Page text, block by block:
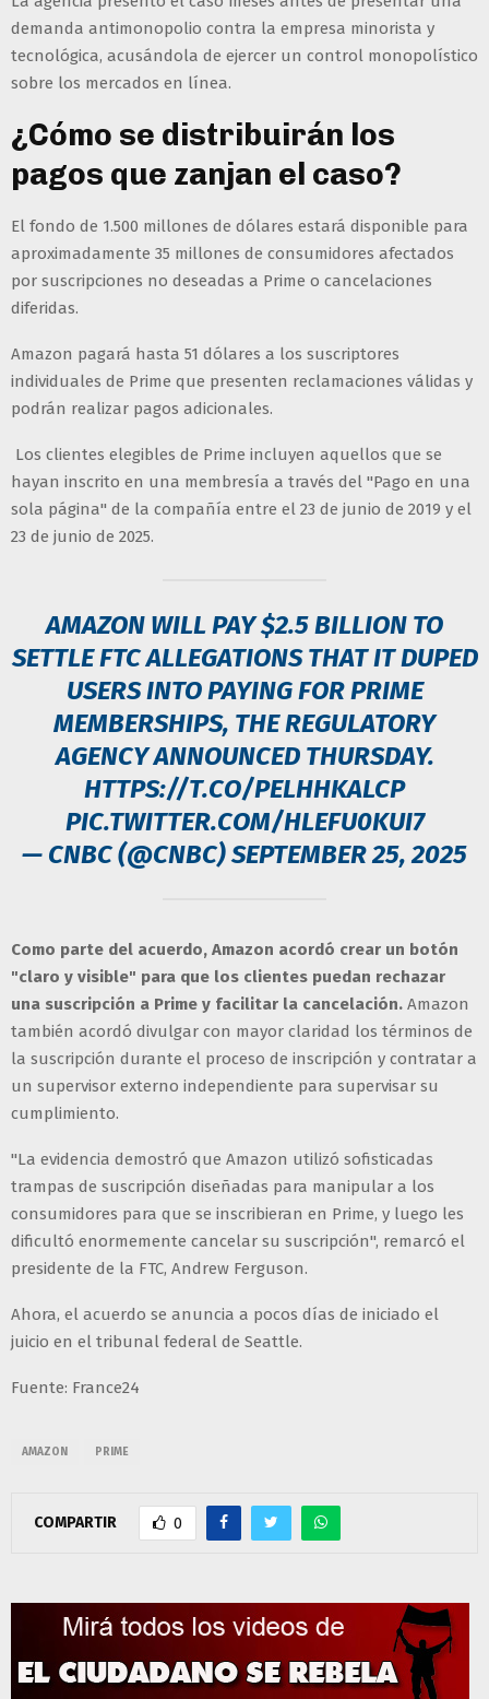
demanda antimonopolio contra la empresa minorista y
tecnológica, acusándola de ejercer un control monopolístico
sobre los mercados en línea.
¿Cómo se distribuirán los
pagos que zanjan el caso?
El fondo de 1.500 millones de dólares estará disponible para
aproximadamente 35 millones de consumidores afectados
por suscripciones no deseadas a Prime o cancelaciones
diferidas.
Amazon pagará hasta 51 dólares a los suscriptores
individuales de Prime que presenten reclamaciones válidas y
podrán realizar pagos adicionales.
Los clientes elegibles de Prime incluyen aquellos que se
hayan inscrito en una membresía a través del "Pago en una
sola página" de la compañía entre el 23 de junio de 2019 y el
23 de junio de 2025.
AMAZON WILL PAY $2.5 BILLION TO
SETTLE FTC ALLEGATIONS THAT IT DUPED
USERS INTO PAYING FOR PRIME
MEMBERSHIPS, THE REGULATORY
AGENCY ANNOUNCED THURSDAY.
HTTPS://T.CO/PELHHKALCP
PIC.TWITTER.COM/HLEFU0KUI7
— CNBC (@CNBC)SEPTEMBER 25, 2025
Como parte del acuerdo, Amazon acordó crear un botón
"claro y visible" para que los clientes puedan rechazar
una suscripción a Prime y facilitar la cancelación. Amazon
también acordó divulgar con mayor claridad los términos de
la suscripción durante el proceso de inscripción y contratar a
un supervisor externo independiente para supervisar su
cumplimiento.
"La evidencia demostró que Amazon utilizó sofisticadas
trampas de suscripción diseñadas para manipular a los
consumidores para que se inscribieran en Prime, y luego les
dificultó enormemente cancelar su suscripción", remarcó el
presidente de la FTC, Andrew Ferguson.
Ahora, el acuerdo se anuncia a pocos días de iniciado el
juicio en el tribunal federal de Seattle.
Fuente: France24
AMAZON PRIME
COMPARTIR 0